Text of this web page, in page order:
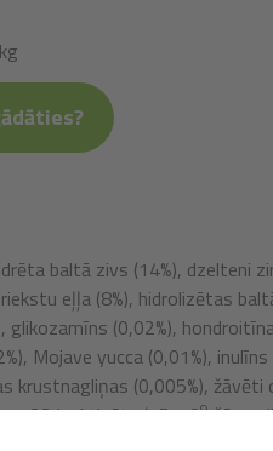
baltā zivs (14%), dzelteni
eļļa (8%), hidrolizētas
glikozamīns (0,02%),
Mojave yucca (0,01%),
krustnagliņas (0,005%),
122 inaktivēts (15x109šūnas/